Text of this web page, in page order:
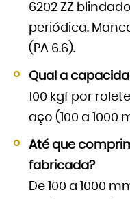
6202 ZZ
periódica.
(PA 6.6).
Qual a
100 kgf por
aço (100 a 1000
Até que
fabricada?
De 100 a 1000